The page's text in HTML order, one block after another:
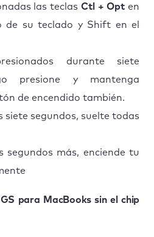
las teclas Ctl + Opten
de su teclado y Shift en el
durante siete
presione y mantenga
de encendido también.
siete segundos, suelte todas
segundos más, enciende tu
para MacBooks sin el chip